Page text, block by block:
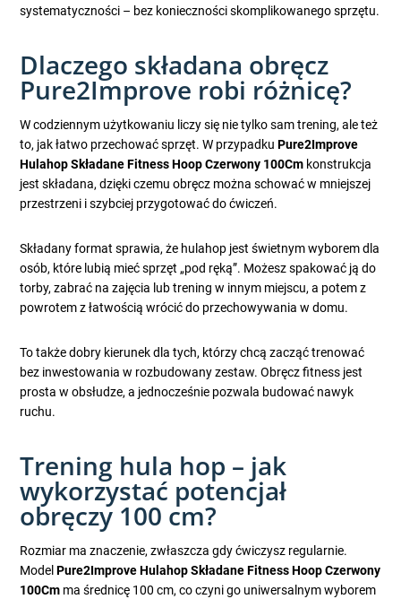
systematyczności – bez konieczności skomplikowanego sprzętu.
Dlaczego składana obręcz
Pure2Improve robi różnicę?
W codziennym użytkowaniu liczy się nie tylko sam trening, ale też
to, jak łatwo przechować sprzęt. W przypadkuPure2Improve
Hulahop Składane Fitness Hoop Czerwony 100Cm konstrukcja
jest składana, dzięki czemu obręcz można schować w mniejszej
przestrzeni i szybciej przygotować do ćwiczeń.
Składany format sprawia, że hulahop jest świetnym wyborem dla
osób, które lubią mieć sprzęt „pod ręką”. Możesz spakować ją do
torby, zabrać na zajęcia lub trening w innym miejscu, a potem z
powrotem z łatwością wrócić do przechowywania w domu.
To także dobry kierunek dla tych, którzy chcą zacząć trenować
bez inwestowania w rozbudowany zestaw. Obręcz fitness jest
prosta w obsłudze, a jednocześnie pozwala budować nawyk
ruchu.
Trening hula hop – jak
wykorzystać potencjał
obręczy 100 cm?
Rozmiar ma znaczenie, zwłaszcza gdy ćwiczysz regularnie.
ModelPure2Improve Hulahop Składane Fitness Hoop Czerwony
100Cm ma średnicę 100 cm, co czyni go uniwersalnym wyborem